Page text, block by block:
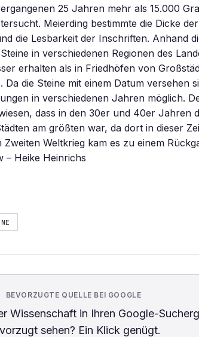
25 Jahren mehr als 15.000
Meierding bestimmte die Dicke
die Lesbarkeit der Inschriften. Anhand
in verschiedenen Regionen des
erhalten als in Friedhöfen von
Da die Steine mit einem Datum versehen
in verschiedenen Jahren möglich.
dass in den 30er und 40er Jahren
am größten war, da dort in dieser
Weltkrieg kam es zu einem
– Heike Heinrichs
BEVORZUGTE QUELLE BEI GOOGLE
Wissenschaftin Ihren Google-
sehen? Ein Klick genügt.